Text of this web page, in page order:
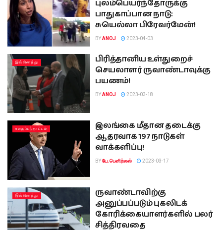
புலம்பெயர்ந்தோருக்கு
பாதுகாப்பான நாடு:
சுயெல்லா பிரேவர்மேன்!
BYANOJ 2023-04-03
இங்கிலாந்து
பிரித்தானிய உள்துறைச்
செயலாளர் ருவாண்டாவுக்கு
பயணம்!
BYANOJ 2023-03-18
உதைப்பந்தாட்டம்
இலங்கை மீதான தடைக்கு
ஆதரவாக 197 நாடுகள்
வாக்களிப்பு!
BYயே.பெனிற்லஸ் 2023-03-17
இங்கிலாந்து
ருவாண்டாவிற்கு
அனுப்பப்படும் புகலிடக்
கோரிக்கையாளர்களில் பலர்
சித்திரவதை